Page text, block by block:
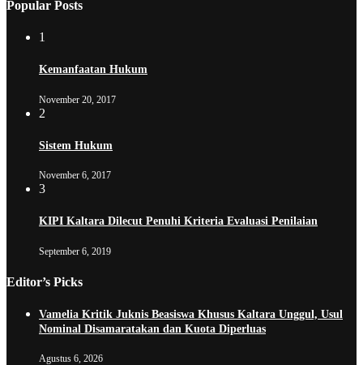
Popular Posts
1
Kemanfaatan Hukum
November 20, 2017
2
Sistem Hukum
November 6, 2017
3
KIPI Kaltara Dilecut Penuhi Kriteria Evaluasi Penilaian
September 6, 2019
Editor’s Picks
Vamelia Kritik Juknis Beasiswa Khusus Kaltara Unggul, Usul
Nominal Disamaratakan dan Kuota Diperluas
Agustus 6, 2026